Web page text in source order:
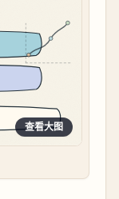
查看大图